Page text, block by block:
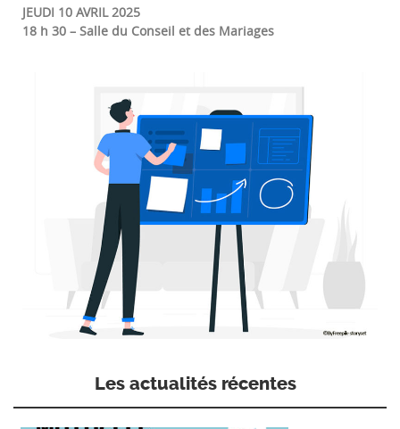
JEUDI 10 AVRIL 2025
18 h 30 – Salle du Conseil et des Mariages
Les actualités récentes